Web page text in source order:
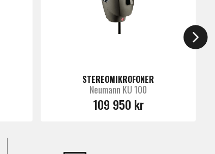
STEREOMIKROFONER
Neumann KU 100
109 950 kr